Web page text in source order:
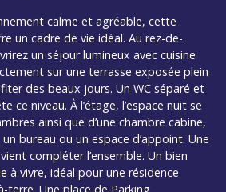
calme et agréable, cette
un cadre de vie idéal. Au rez-de-
un séjour lumineux avec cuisine
sur une terrasse exposée plein
des beaux jours. Un WC séparé et
ce niveau. À l’étage, l’espace nuit se
ainsi que d’une chambre cabine,
bureau ou un espace d’appoint. Une
compléter l’ensemble. Un bien
à vivre, idéal pour une résidence